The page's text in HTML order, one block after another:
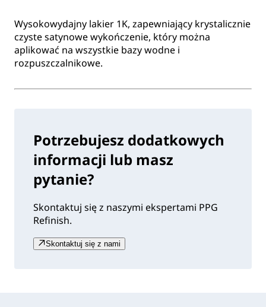
Wysokowydajny lakier 1K, zapewniający krystalicznie
czyste satynowe wykończenie, który można
aplikować na wszystkie bazy wodne i
rozpuszczalnikowe.
Potrzebujesz dodatkowych
informacji lub masz
pytanie?
Skontaktuj się z naszymi ekspertami PPG
Refinish.
Skontaktuj się z nami